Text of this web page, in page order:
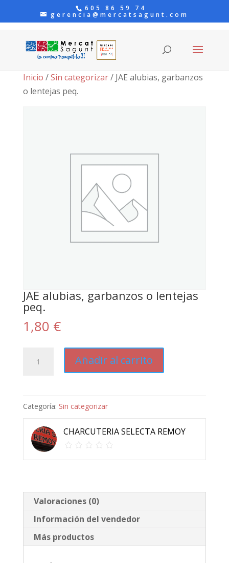
605 86 59 74
gerencia@mercatsagunt.com
Inicio /Sin categorizar/ JAE alubias, garbanzos
o lentejas peq.
JAE alubias, garbanzos o lentejas
peq.
1,80 €
alubias,
o
lentejas
cantidad
Añadir al carrito
Categoría: Sin categorizar
CHARCUTERIA SELECTA REMOY
Valoraciones (0)
Información del vendedor
Más productos